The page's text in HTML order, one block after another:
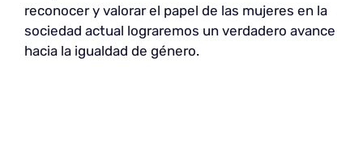
reconocer y valorar el papel de las mujeres en la
sociedad actual lograremos un verdadero avance
hacia la igualdad de género.